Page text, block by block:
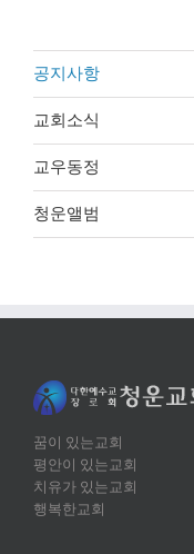
공지사항
교회소식
교우동정
청운앨범
꿈이 있는교회
평안이 있는교회
치유가 있는교회
행복한교회